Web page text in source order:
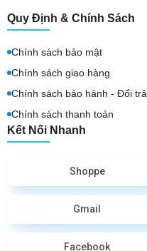
Quy Định & Chính Sách
Chính sách bảo mật
Chính sách giao hàng
Chính sách bảo hành - Đổi trả
Chính sách thanh toán
Kết Nối Nhanh
Shoppe
Gmail
Facebook